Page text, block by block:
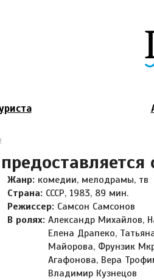
Жанр: комедии, мелодрамы, тв
Страна: СССР, 1983, 89 мин.
Режиссер: Самсон Самсонов
В ролях: Александр Михайлов,
Елена Драпеко,
Майорова, Фрунзик
Агафонова, Вера
Владимир Кузнецов